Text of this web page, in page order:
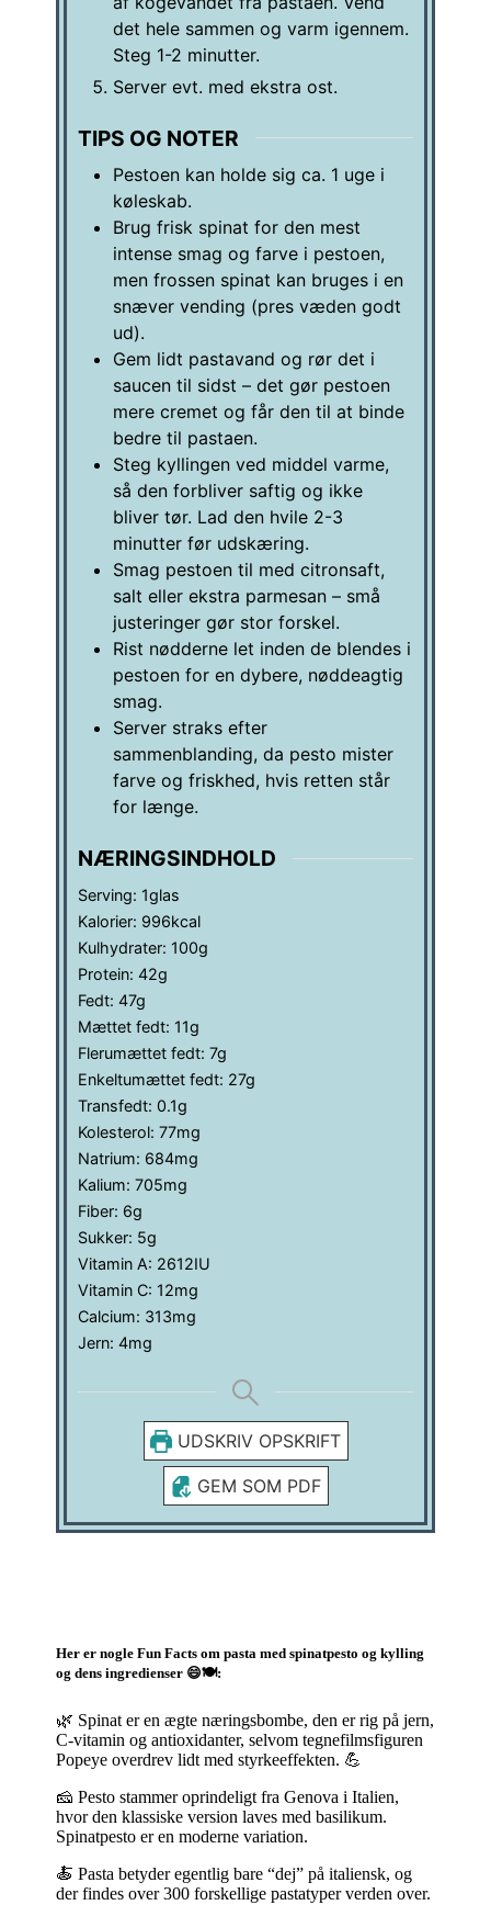
det hele sammen og varm igennem.
Steg 1-2 minutter.
Server evt. med ekstra ost.
TIPS OG NOTER
Pestoen kan holde sig ca. 1 uge i
køleskab.
Brug frisk spinat for den mest
intense smag og farve i pestoen,
men frossen spinat kan bruges i en
snæver vending (pres væden godt
ud).
Gem lidt pastavand og rør det i
saucen til sidst – det gør pestoen
mere cremet og får den til at binde
bedre til pastaen.
Steg kyllingen ved middel varme,
så den forbliver saftig og ikke
bliver tør. Lad den hvile 2-3
minutter før udskæring.
Smag pestoen til med citronsaft,
salt eller ekstra parmesan – små
justeringer gør stor forskel.
Rist nødderne let inden de blendes i
pestoen for en dybere, nøddeagtig
smag.
Server straks efter
sammenblanding, da pesto mister
farve og friskhed, hvis retten står
for længe.
NÆRINGSINDHOLD
Serving: 1glas
Kalorier: 996kcal
Kulhydrater: 100g
Protein:42g
Fedt:47g
Mættet fedt: 11g
Flerumættet fedt:7g
Enkeltumættet fedt: 27g
Transfedt:0.1g
Kolesterol:77mg
Natrium: 684mg
Kalium:705mg
Fiber: 6g
Sukker: 5g
Vitamin A: 2612IU
Vitamin C: 12mg
Calcium: 313mg
Jern:4mg
UDSKRIV OPSKRIFT
GEM SOM PDF
Her er nogle Fun Facts om pasta med spinatpesto og kylling
og dens ingredienser 😄🍽️:
🌿 Spinat er en ægte næringsbombe, den er rig på jern,
C-vitamin og antioxidanter, selvom tegnefilmsfiguren
Popeye overdrev lidt med styrkeeffekten. 💪
🧀 Pesto stammer oprindeligt fra Genova i Italien,
hvor den klassiske version laves med basilikum.
Spinatpesto er en moderne variation.
🍝 Pasta betyder egentlig bare “dej” på italiensk, og
der findes over 300 forskellige pastatyper verden over.